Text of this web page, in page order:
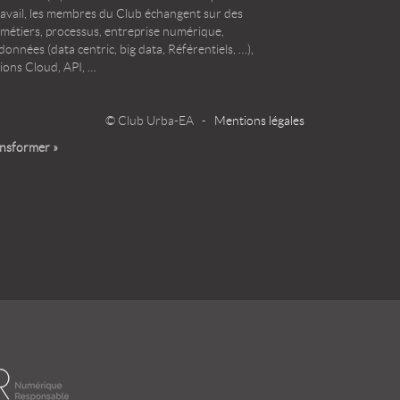
les membres du Club échangent sur des
processus, entreprise numérique,
(data centric, big data, Référentiels, …),
Cloud, API, …
© Club Urba-EA - Mentions légales
»